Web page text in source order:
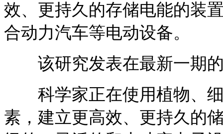
效、更持久的存储电能的装
合动力汽车等电动设备。
该研究发表在最新一期的
科学家正在使用植物、细
素，建立更高效、更持久的